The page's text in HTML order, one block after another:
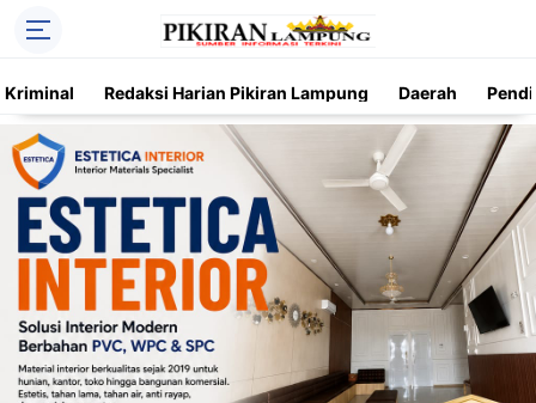
Kriminal Redaksi Harian Pikiran Lampung Daerah
Trending Kriminal Nasional